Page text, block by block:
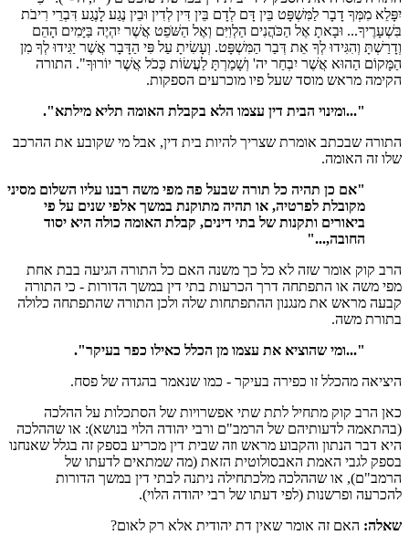
יִפָּלֵא מִמְּךָ דָבָר לַמִּשְׁפָּט בֵּין דָּם לְדָם בֵּין דִּין לְדִין וּבֵין נֶגַע לָנֶגַע דִּבְרֵי רִיבֹת
בִּשְׁעָרֶיךָ... וּבָאתָ אֶל הַכֹּהֲנִים הַלְוִיִּם וְאֶל הַשֹּׁפֵט אֲשֶׁר יִהְיֶה בַּיָּמִים הָהֵם
וְדָרַשְׁתָּ וְהִגִּידוּ לְךָ אֵת דְּבַר הַמִּשְׁפָּט. וְעָשִׂיתָ עַל פִּי הַדָּבָר אֲשֶׁר יַגִּידוּ לְךָ מִן
הַמָּקוֹם הַהוּא אֲשֶׁר יִבְחַר יה' וְשָׁמַרְתָּ לַעֲשׂוֹת כְּכֹל אֲשֶׁר יוֹרוּךָ". התורה
הקימה מראש מוסד שעל פיו מוכרעים הספקות.
"...ומינוי הבית דין עצמו הלא בקבלת האומה תליא מילתא".
התורה שבכתב אומרת שצריך להיות בית דין, אבל מי שקובע את ההרכב
שלו זה האומה.
"אם כן תהיה כל תורה שבעל פה מפי משה רבנו עליו השלום מסיני
מקובלת לפרטיה, או תהיה מתוקנת במשך אלפי שנים על פי
ביאורים ותקנות של בתי דינים, קבלת האומה כולה היא יסוד
החובה,..."
הרב קוק אומר שזה לא כל כך משנה האם כל התורה הגיעה בבת אחת
מפי משה או התפתחה דרך הכרעות בתי דין במשך הדורות - כי התורה
קבעה מראש את מנגנון ההתפתחות שלה ולכן התורה שהתפתחה כלולה
בתורת משה.
"...ומי שהוציא את עצמו מן הכלל כאילו כפר בעיקר".
היציאה מהכלל זו כפירה בעיקר - כמו שנאמר בהגדה של פסח.
כאן הרב קוק מתחיל לתת שתי אפשרויות של הסתכלות על ההלכה
(בהתאמה לדעותיהם של הרמב"ם ורבי יהודה הלוי בנושא): או שההלכה
היא דבר הנתון והקבוע מראש וזה שבית דין מכריע בספק זה בגלל שאנחנו
בספק לגבי האמת האבסולוטית הזאת (מה שמתאים לדעתו של
הרמב"ם), או שההלכה מלכתחילה ניתנה לבתי דין במשך הדורות
להכרעה ופרשנות (לפי דעתו של רבי יהודה הלוי).
שאלה: האם זה אומר שאין דת יהודית אלא רק לאום?